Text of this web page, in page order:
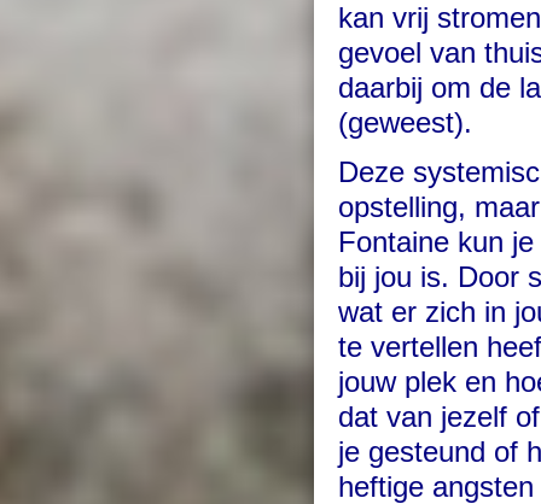
kan vrij
gevoel van
daarbij om de
(geweest).
Deze
opstelling,
Fontaine kun
bij jou is. Door
wat er zich in
te vertellen
jouw plek en
dat van jezelf
je gesteund of
heftige